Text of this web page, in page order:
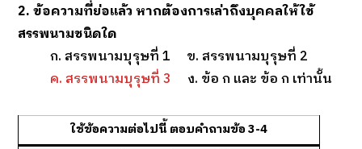
2. ข้อความที่ย่อแล้ว หากต้องการเล่าถึงบุคคลให้ใช้
สรรพนามชนิดใด
ก. สรรพนามบุรุษที่ 1 ข. สรรพนามบุรุษที่ 2
ค. สรรพนามบุรุษที่ 3 ง. ข้อ ก และ ข้อ ก เท่านั้น
ใช้ข้อความต่อไปนี้ ตอบคำถามข้อ 3-4